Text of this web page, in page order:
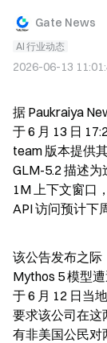
Gate News
AI 行业动态
2026-06-13
据 Paukraiya
于 6 月 13 日
team 版本提供
GLM-5.2 描述
1M 上下文窗口
API 访问预计下
该公告发布之际
Mythos 5 模型
于 6 月 12 日当
要求该公司在这
有非美国公民对